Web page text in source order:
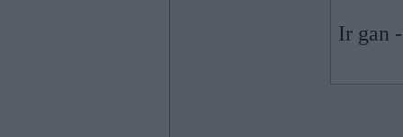
Ir gan